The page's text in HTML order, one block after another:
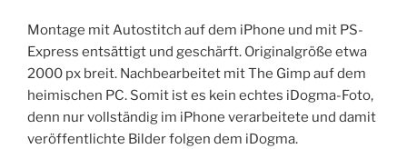
Montage mit Autostitch auf dem iPhone und mit PS-
Express entsättigt und geschärft. Originalgröße etwa
2000 px breit. Nachbearbeitet mit The Gimp auf dem
heimischen PC. Somit ist es kein echtes iDogma-Foto,
denn nur vollständig im iPhone verarbeitete und damit
veröffentlichte Bilder folgen dem iDogma.